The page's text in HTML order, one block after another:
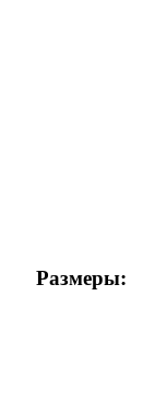
Размеры: